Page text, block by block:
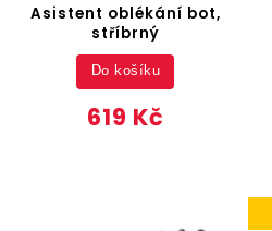
Asistent oblékání bot,
stříbrný
619 Kč
Do košíku